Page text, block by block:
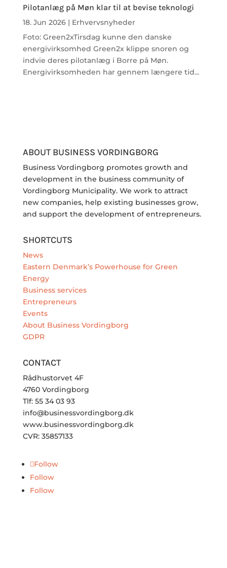
Pilotanlæg på Møn klar til at bevise teknologi
18. Jun 2026| Erhvervsnyheder
Foto: Green2xTirsdag kunne den danske
energivirksomhed Green2x klippe snoren og
indvie deres pilotanlæg i Borre på Møn.
Energivirksomheden har gennem længere tid...
ABOUT BUSINESS VORDINGBORG
Business Vordingborg promotes growth and
development in the business community of
Vordingborg Municipality. We work to attract
new companies, help existing businesses grow,
and support the development of entrepreneurs.
SHORTCUTS
News
Eastern Denmark’s Powerhouse for Green
Energy
Business services
Entrepreneurs
Events
About Business Vordingborg
GDPR
CONTACT
Rådhustorvet 4F
4760 Vordingborg
Tlf: 55 34 03 93
info@businessvordingborg.dk
www.businessvordingborg.dk
CVR: 35857133
Follow
Follow
Follow